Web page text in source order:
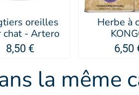
oreilles
chat - Artero
8,50 €
Herbe à
6,50
la même